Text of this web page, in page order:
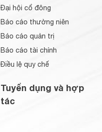
Đại hội cổ đông
Báo cáo thường niên
Báo cáo quản trị
Báo cáo tài chính
Điều lệ quy chế
Tuyển dụng và hợp
tác